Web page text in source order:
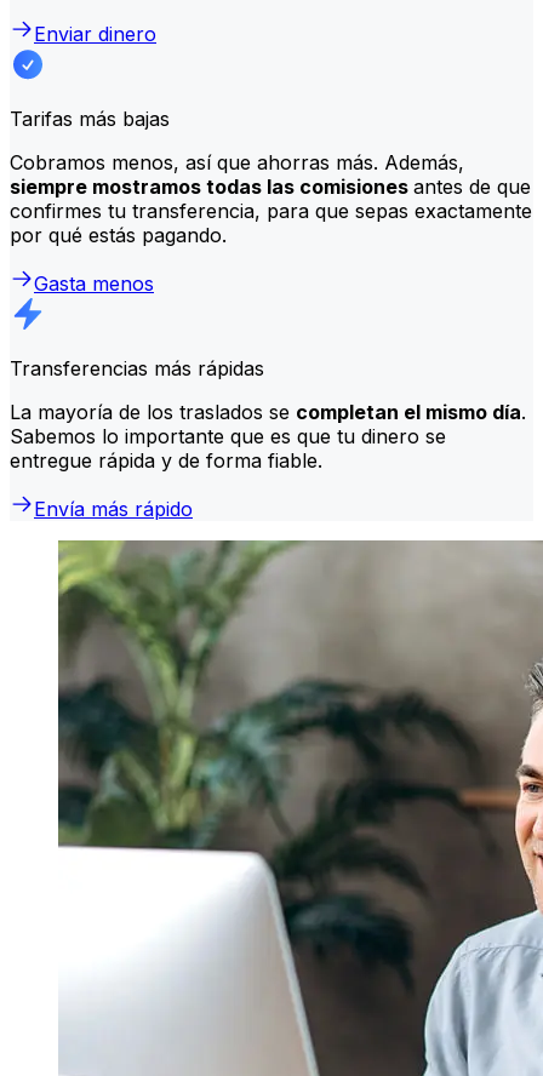
Enviar dinero
Tarifas más bajas
Cobramos menos, así que ahorras más. Además,
siempre mostramos todas las comisiones antes de que
confirmes tu transferencia, para que sepas exactamente
por qué estás pagando.
Gasta menos
Transferencias más rápidas
La mayoría de los traslados se completan el mismo día.
Sabemos lo importante que es que tu dinero se
entregue rápida y de forma fiable.
Envía más rápido